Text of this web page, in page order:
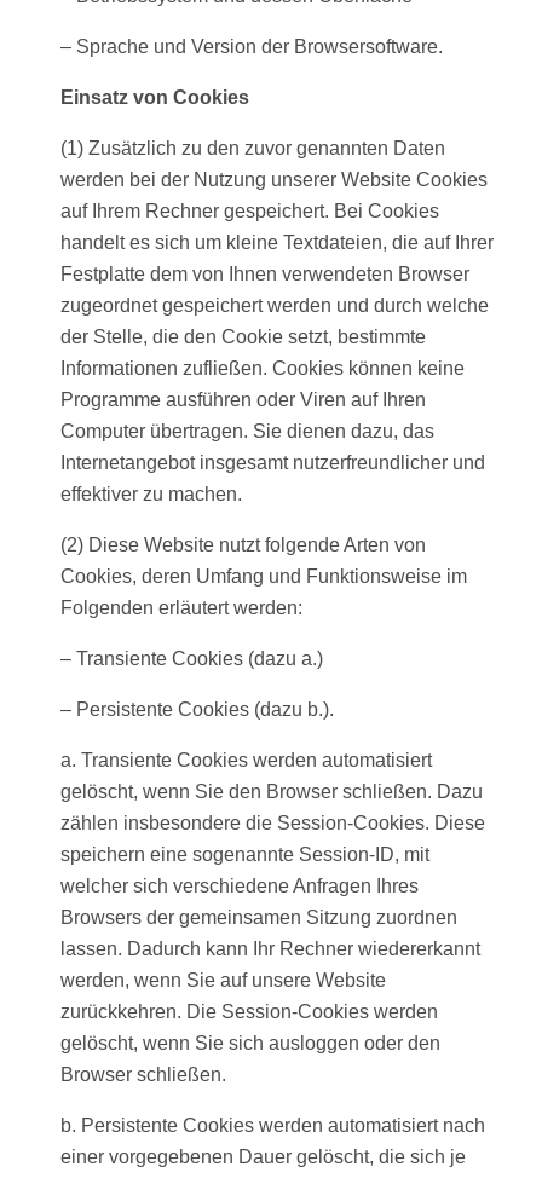
– Sprache und Version der Browsersoftware.
Einsatz von Cookies
(1) Zusätzlich zu den zuvor genannten Daten
werden bei der Nutzung unserer Website Cookies
auf Ihrem Rechner gespeichert. Bei Cookies
handelt es sich um kleine Textdateien, die auf Ihrer
Festplatte dem von Ihnen verwendeten Browser
zugeordnet gespeichert werden und durch welche
der Stelle, die den Cookie setzt, bestimmte
Informationen zufließen. Cookies können keine
Programme ausführen oder Viren auf Ihren
Computer übertragen. Sie dienen dazu, das
Internetangebot insgesamt nutzerfreundlicher und
effektiver zu machen.
(2) Diese Website nutzt folgende Arten von
Cookies, deren Umfang und Funktionsweise im
Folgenden erläutert werden:
– Transiente Cookies (dazu a.)
– Persistente Cookies (dazu b.).
a. Transiente Cookies werden automatisiert
gelöscht, wenn Sie den Browser schließen. Dazu
zählen insbesondere die Session-Cookies. Diese
speichern eine sogenannte Session-ID, mit
welcher sich verschiedene Anfragen Ihres
Browsers der gemeinsamen Sitzung zuordnen
lassen. Dadurch kann Ihr Rechner wiedererkannt
werden, wenn Sie auf unsere Website
zurückkehren. Die Session-Cookies werden
gelöscht, wenn Sie sich ausloggen oder den
Browser schließen.
b. Persistente Cookies werden automatisiert nach
einer vorgegebenen Dauer gelöscht, die sich je